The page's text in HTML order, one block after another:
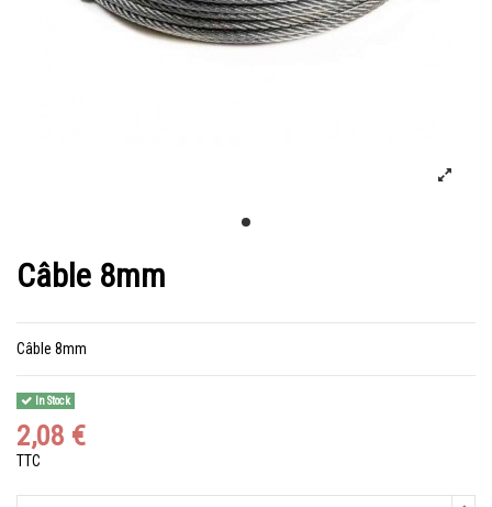
Câble 8mm
Câble 8mm
In Stock
2,08 €
TTC